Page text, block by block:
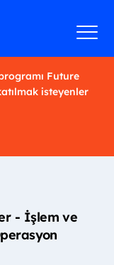
Future
isteyenler
- İşlem ve